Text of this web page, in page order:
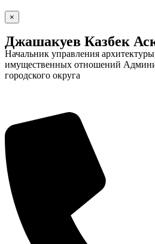
×
Джашакуев Казбек
Начальник управления
имущественных отношений
городского округа